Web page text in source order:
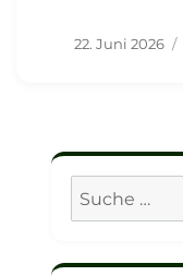
Veröffentlicht
22. Juni 2026
Suche
nach: